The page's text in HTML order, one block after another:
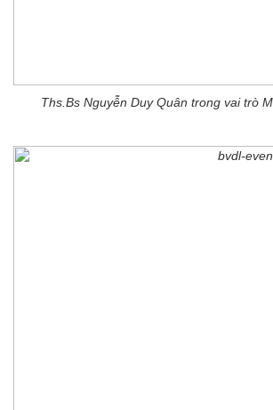
Ths.Bs Nguyễn Duy Quân trong vai trò